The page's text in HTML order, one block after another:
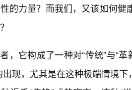
的力量？而我们，又该如何
，它构成了一种对“传统”与“
出现，尤其是在这种极端情境